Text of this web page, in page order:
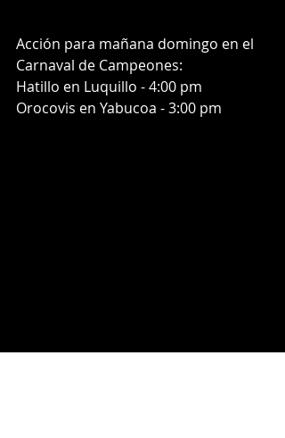
Acción para mañana domingo en el
Carnaval de Campeones:
Hatillo en Luquillo - 4:00 pm
Orocovis en Yabucoa - 3:00 pm